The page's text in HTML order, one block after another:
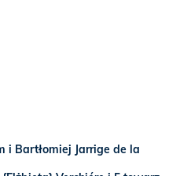
i Bartłomiej Jarrige de la